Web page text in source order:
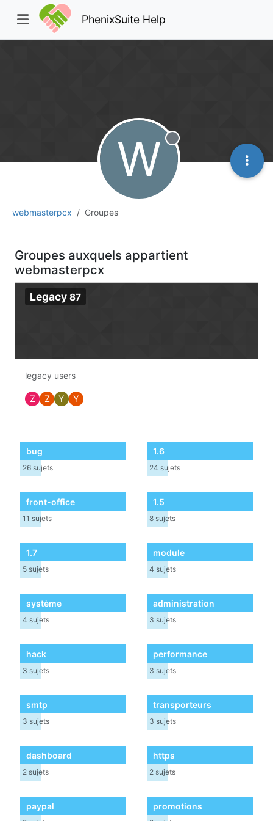
PhenixSuite Help
webmasterpcx Groupes
W Hors-ligne
Groupes auxquels appartient
webmasterpcx
Legacy 87
legacy users
Z Z Y Y
bug
26 sujets
1.6
24 sujets
front-office
11 sujets
1.5
8 sujets
1.7
5 sujets
module
4 sujets
système
4 sujets
administration
3 sujets
hack
3 sujets
performance
3 sujets
smtp
3 sujets
transporteurs
3 sujets
dashboard
2 sujets
https
2 sujets
paypal promotions